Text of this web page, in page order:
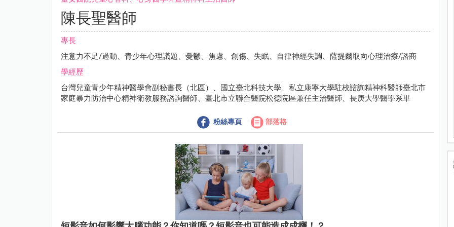
陳長聖醫師
專長
注意力不足/過動、青少年心理議題、憂鬱、焦慮、創傷、失眠、自律神經失調、薩提爾取向心理治療/諮商
學經歷
台灣兒童青少年精神醫學會副秘書長（北區）、國立臺北科技大學、私立康寧大學駐校諮詢精神科醫師臺北市
家庭暴力防治中心精神衛教服務諮詢醫師、臺北市立聯合醫院松德院區兼任主治醫師、長庚大學醫學系畢
粉絲專頁 部落格